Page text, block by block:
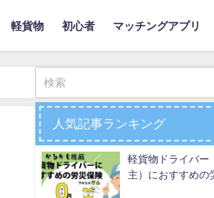
軽貨物 初心者 マッチングアプリ
人気記事ランキング
軽貨物ドライバー
主）におすすめの